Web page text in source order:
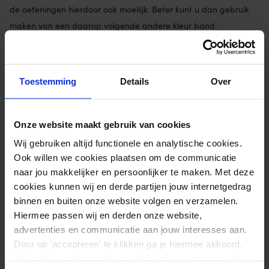
Toestemming Details Over
Onze website maakt gebruik van cookies
Wij gebruiken altijd functionele en analytische cookies.
Ook willen we cookies plaatsen om de communicatie
naar jou makkelijker en persoonlijker te maken. Met deze
cookies kunnen wij en derde partijen jouw internetgedrag
binnen en buiten onze website volgen en verzamelen.
Hiermee passen wij en derden onze website,
advertenties en communicatie aan jouw interesses aan.
Door op 'accepteren' te klikken ga je hiermee akkoord.
de oefeningen hierdoor ook moeilijk. Beter kunt u dan gebruik
maken van een daarop volgende andere kleur band.
Berg de oefenband op buiten het bereik van een directe
De Match-U oefenband is afwasbaar met water en een milde
zeep. Na drogen de band weer poederen.
Extra informatie
Afmetingen 550 × 14 cm
Weerstand Zwaar
Materiaal 100% latex
Merk Matchu Sports